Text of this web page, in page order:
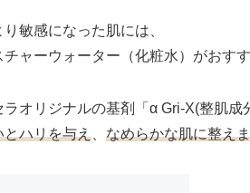
敏感になった肌には、
チャーウォーター （化粧水）がおすす
ラオリジナルの基剤「α Gri-X(整肌成
とハリを与え
なめらかな肌に整え